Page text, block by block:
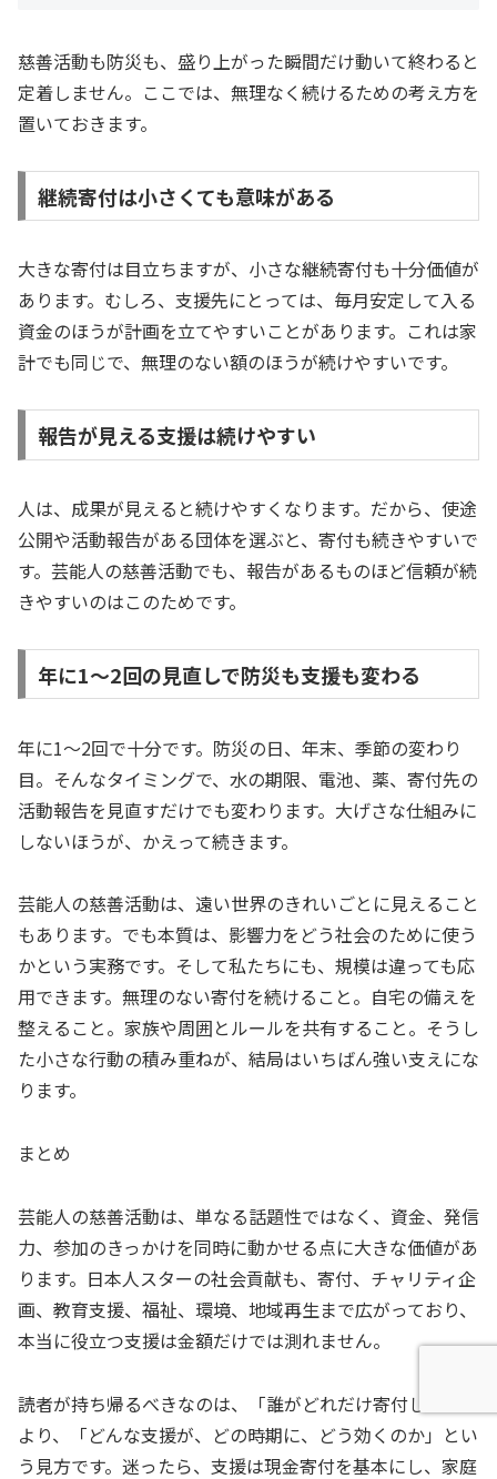
慈善活動も防災も、盛り上がった瞬間だけ動いて終わると
定着しません。ここでは、無理なく続けるための考え方を
置いておきます。
継続寄付は小さくても意味がある
大きな寄付は目立ちますが、小さな継続寄付も十分価値が
あります。むしろ、支援先にとっては、毎月安定して入る
資金のほうが計画を立てやすいことがあります。これは家
計でも同じで、無理のない額のほうが続けやすいです。
報告が見える支援は続けやすい
人は、成果が見えると続けやすくなります。だから、使途
公開や活動報告がある団体を選ぶと、寄付も続きやすいで
す。芸能人の慈善活動でも、報告があるものほど信頼が続
きやすいのはこのためです。
年に1〜2回の見直しで防災も支援も変わる
年に1〜2回で十分です。防災の日、年末、季節の変わり
目。そんなタイミングで、水の期限、電池、薬、寄付先の
活動報告を見直すだけでも変わります。大げさな仕組みに
しないほうが、かえって続きます。
芸能人の慈善活動は、遠い世界のきれいごとに見えること
もあります。でも本質は、影響力をどう社会のために使う
かという実務です。そして私たちにも、規模は違っても応
用できます。無理のない寄付を続けること。自宅の備えを
整えること。家族や周囲とルールを共有すること。そうし
た小さな行動の積み重ねが、結局はいちばん強い支えにな
ります。
まとめ
芸能人の慈善活動は、単なる話題性ではなく、資金、発信
力、参加のきっかけを同時に動かせる点に大きな価値があ
ります。日本人スターの社会貢献も、寄付、チャリティ企
画、教育支援、福祉、環境、地域再生まで広がっており、
本当に役立つ支援は金額だけでは測れません。
読者が持ち帰るべきなのは、「誰がどれだけ寄付したか」
より、「どんな支援が、どの時期に、どう効くのか」とい
う見方です。迷ったら、支援は現金寄付を基本にし、家庭